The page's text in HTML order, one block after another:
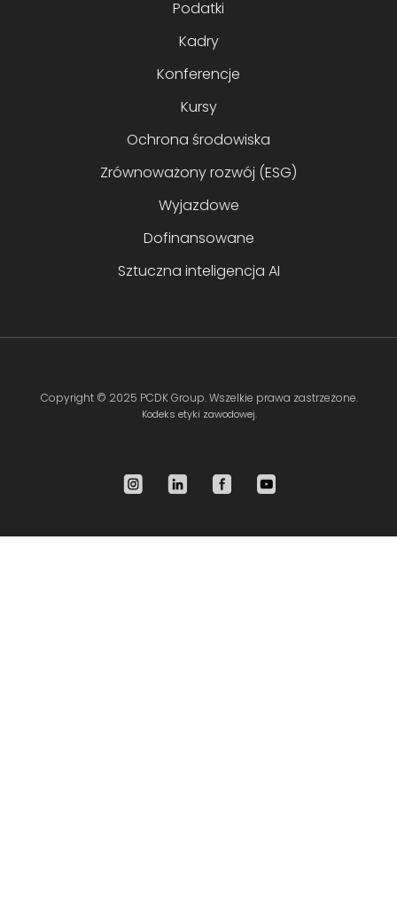
Podatki
Kadry
Konferencje
Kursy
Ochrona środowiska
Zrównoważony rozwój (ESG)
Wyjazdowe
Dofinansowane
Sztuczna inteligencja AI
Copyright © 2025 PCDK Group. Wszelkie prawa zastrzeżone.
Kodeks etyki zawodowej.